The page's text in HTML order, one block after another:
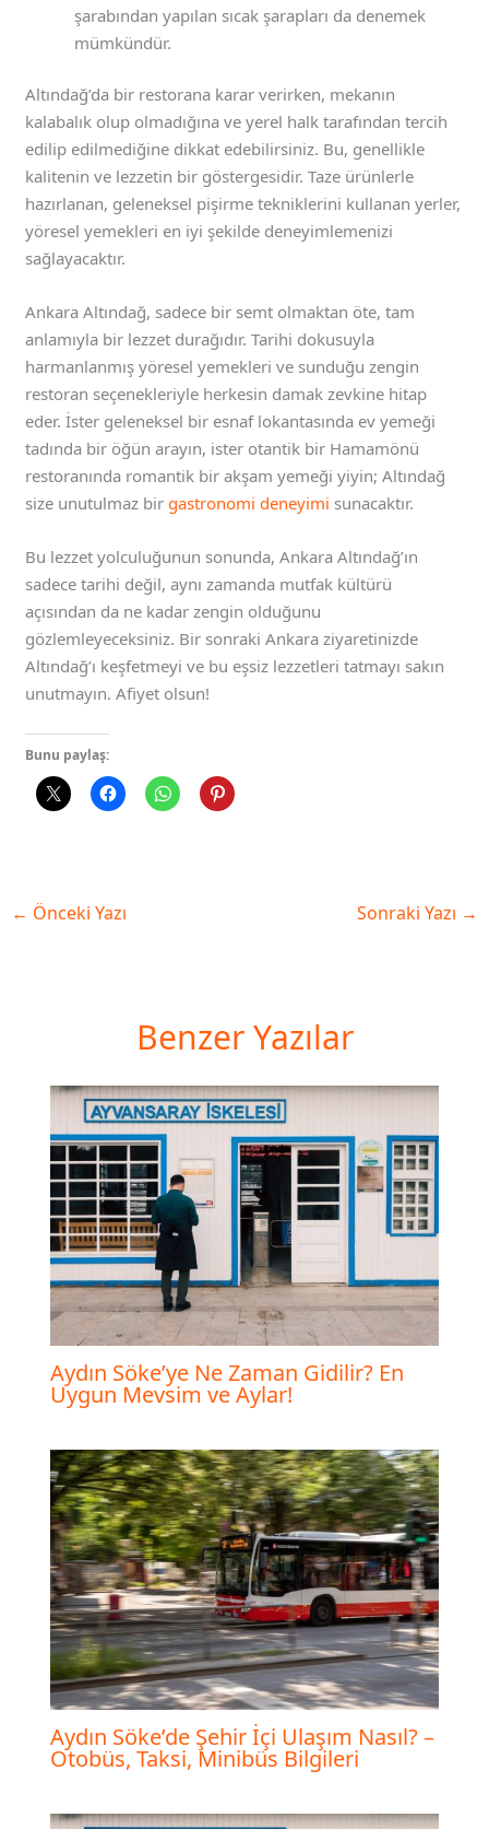
şarabından yapılan sıcak şarapları da denemek
mümkündür.
Altındağ’da bir restorana karar verirken, mekanın
kalabalık olup olmadığına ve yerel halk tarafından tercih
edilip edilmediğine dikkat edebilirsiniz. Bu, genellikle
kalitenin ve lezzetin bir göstergesidir. Taze ürünlerle
hazırlanan, geleneksel pişirme tekniklerini kullanan yerler,
yöresel yemekleri en iyi şekilde deneyimlemenizi
sağlayacaktır.
Ankara Altındağ, sadece bir semt olmaktan öte, tam
anlamıyla bir lezzet durağıdır. Tarihi dokusuyla
harmanlanmış yöresel yemekleri ve sunduğu zengin
restoran seçenekleriyle herkesin damak zevkine hitap
eder. İster geleneksel bir esnaf lokantasında ev yemeği
tadında bir öğün arayın, ister otantik bir Hamamönü
restoranında romantik bir akşam yemeği yiyin; Altındağ
size unutulmaz birgastronomi deneyimi sunacaktır.
Bu lezzet yolculuğunun sonunda, Ankara Altındağ’ın
sadece tarihi değil, aynı zamanda mutfak kültürü
açısından da ne kadar zengin olduğunu
gözlemleyeceksiniz. Bir sonraki Ankara ziyaretinizde
Altındağ’ı keşfetmeyi ve bu eşsiz lezzetleri tatmayı sakın
unutmayın. Afiyet olsun!
Bunu paylaş:
← Önceki Yazı Sonraki Yazı →
Benzer Yazılar
Aydın Söke’ye Ne Zaman Gidilir? En
Uygun Mevsim ve Aylar!
Aydın Söke’de Şehir İçi Ulaşım Nasıl? –
Otobüs, Taksi, Minibüs Bilgileri